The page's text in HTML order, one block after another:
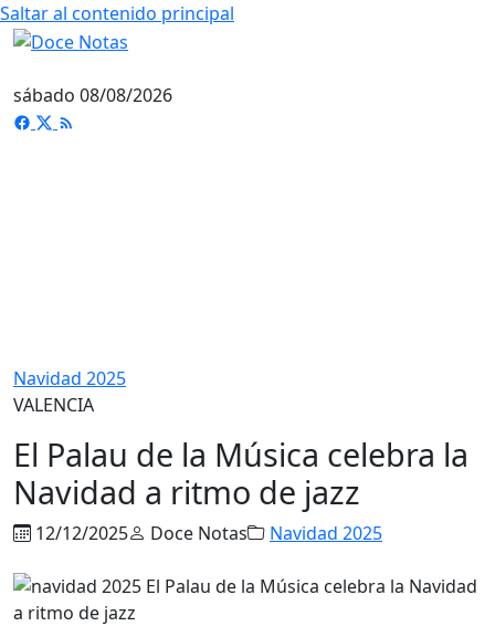
Saltar al contenido principal
sábado 08/08/2026
Navidad 2025
VALENCIA
El Palau de la Música celebra la
Navidad a ritmo de jazz
12/12/2025 Doce Notas Navidad 2025